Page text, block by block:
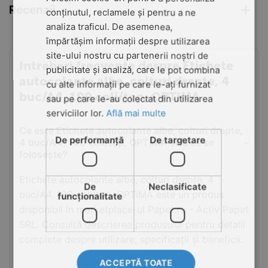
Recenzii
Intrebari frecvente despre Etichete
autocolante albe, colturi drepte, 4
buc/A4, 100 coli/top, OPTIMA
Ce este Etichete autocolante albe, colturi drepte,
4 buc/A4, 100 coli/top, OPTIMA și la ce se
Etichete autocolante albe, colturi drepte, 4
buc/A4, 100 coli/top, OPTIMA este un produs
disponibil în marketplace-ul Papet.ro - Activ Papet
SRL. Consultă descrierea produsului pentru detalii
conținutul, reclamele și pentru a ne
analiza traficul. De asemenea,
împărtășim informații despre utilizarea
site-ului nostru cu partenerii noștri de
publicitate și analiză, care le pot combina
cu alte informații pe care le-ați furnizat
sau pe care le-au colectat din utilizarea
serviciilor lor.Află mai multe
De performanță De targetare
De
funcţionalitate
Neclasificate
ACCEPTĂ TOATE